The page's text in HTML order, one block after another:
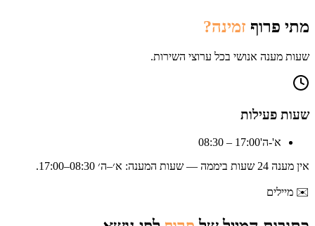
מתי פרוף זמינה?
שעות מענה אנושי בכל ערוצי השירות.
שעות פעילות
א'-ה'08:30 – 17:00
אין מענה 24 שעות ביממה — שעות המענה:
א׳–ה׳ 08:30–17:00 .
✉️ מיילים